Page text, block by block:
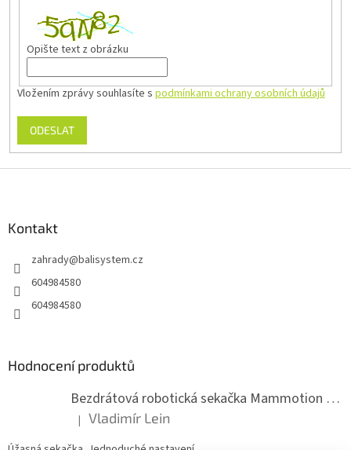
Opište text z obrázku
Vložením zprávy souhlasíte s podmínkami ochrany osobních údajů
ODESLAT
Kontakt
zahrady@balisystem.cz
604984580
604984580
Hodnocení produktů
Bezdrátová robotická sekačka Mammotion LUBA mini 2 1500
Hodnocení produktu je 5 z 5 hvězdiček.
| Vladimír Lein